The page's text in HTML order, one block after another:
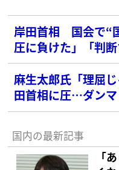
岸田首相 国会で“
圧に負けた」「判
麻生太郎氏「理屈
田首相に圧…ダン
て”と批判噴出
国内の最新記事
「